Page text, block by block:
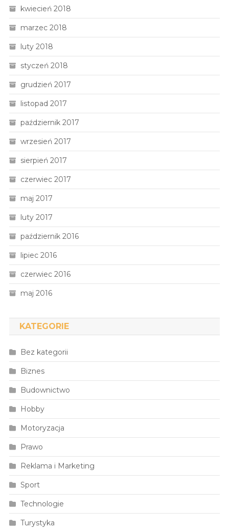
kwiecień 2018
marzec 2018
luty 2018
styczeń 2018
grudzień 2017
listopad 2017
październik 2017
wrzesień 2017
sierpień 2017
czerwiec 2017
maj 2017
luty 2017
październik 2016
lipiec 2016
czerwiec 2016
maj 2016
KATEGORIE
Bez kategorii
Biznes
Budownictwo
Hobby
Motoryzacja
Prawo
Reklama i Marketing
Sport
Technologie
Turystyka